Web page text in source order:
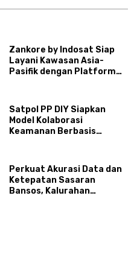
Zankore by Indosat Siap
Layani Kawasan Asia-
Pasifik dengan Platform
Satpol PP DIY Siapkan
Model Kolaborasi
Keamanan Berbasis
Perkuat Akurasi Data dan
Ketepatan Sasaran
Bansos, Kalurahan